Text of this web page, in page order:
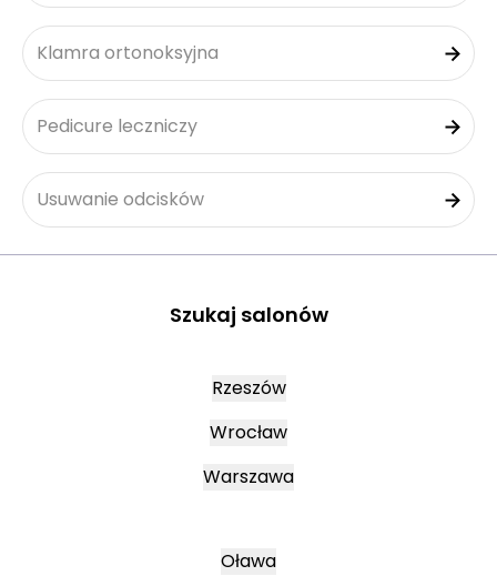
Klamra ortonoksyjna
Pedicure leczniczy
Usuwanie odcisków
Szukaj salonów
Rzeszów
Wrocław
Warszawa
Oława